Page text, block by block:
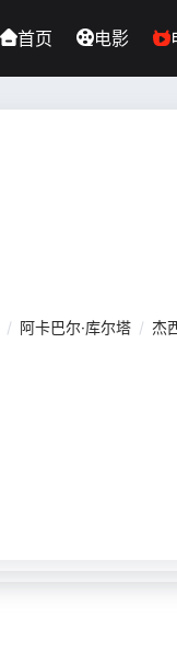
首页 电影
/ 阿卡巴尔·库尔塔 / 杰